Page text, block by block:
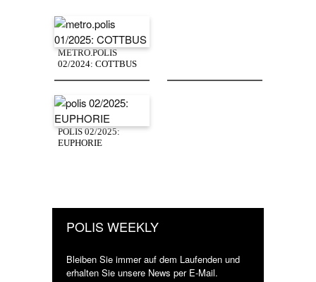
METRO.POLIS
02/2024: COTTBUS
POLIS 02/2025:
EUPHORIE
POLIS WEEKLY
Bleiben Sie immer auf dem Laufenden und
erhalten Sie unsere News per E-Mail.